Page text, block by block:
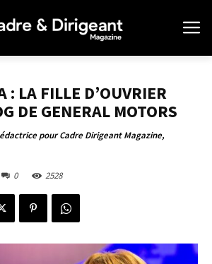
: LA FILLE D’OUVRIER
DE GENERAL MOTORS
pour Cadre Dirigeant Magazine,
0 2528